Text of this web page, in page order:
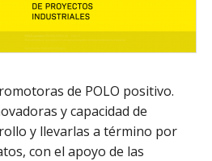
de POLO positivo.
y capacidad de
y llevarlas a término por
con el apoyo de las